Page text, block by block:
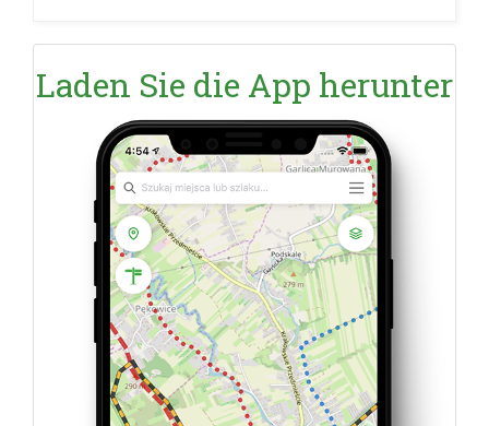
Laden Sie die App herunter